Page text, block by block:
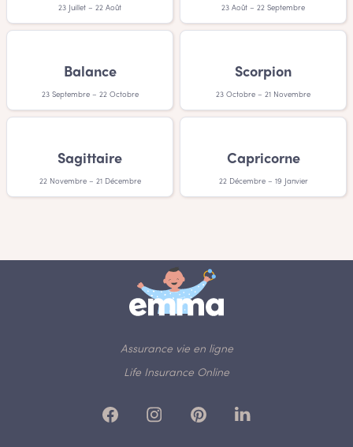
23 Juillet – 22 Août 23 Août – 22 Septembre
Balance
23 Septembre – 22 Octobre
Scorpion
23 Octobre – 21 Novembre
Sagittaire
22 Novembre – 21 Décembre
Capricorne
22 Décembre – 19 Janvier
Assurance vie en ligne
Life Insurance Online